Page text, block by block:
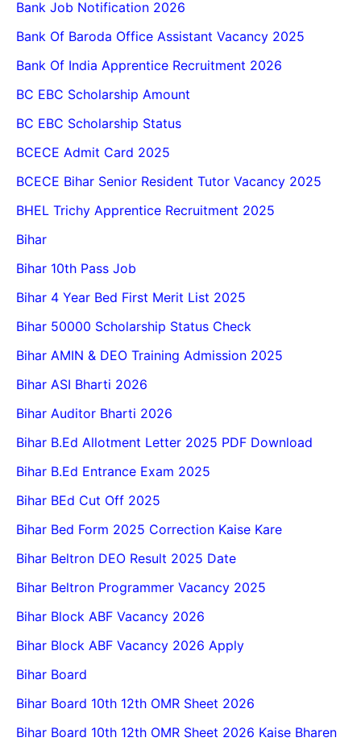
Bank Job Notification 2026
Bank Of Baroda Office Assistant Vacancy 2025
Bank Of India Apprentice Recruitment 2026
BC EBC Scholarship Amount
BC EBC Scholarship Status
BCECE Admit Card 2025
BCECE Bihar Senior Resident Tutor Vacancy 2025
BHEL Trichy Apprentice Recruitment 2025
Bihar
Bihar 10th Pass Job
Bihar 4 Year Bed First Merit List 2025
Bihar 50000 Scholarship Status Check
Bihar AMIN & DEO Training Admission 2025
Bihar ASI Bharti 2026
Bihar Auditor Bharti 2026
Bihar B.Ed Allotment Letter 2025 PDF Download
Bihar B.Ed Entrance Exam 2025
Bihar BEd Cut Off 2025
Bihar Bed Form 2025 Correction Kaise Kare
Bihar Beltron DEO Result 2025 Date
Bihar Beltron Programmer Vacancy 2025
Bihar Block ABF Vacancy 2026
Bihar Block ABF Vacancy 2026 Apply
Bihar Board
Bihar Board 10th 12th OMR Sheet 2026
Bihar Board 10th 12th OMR Sheet 2026 Kaise Bharen